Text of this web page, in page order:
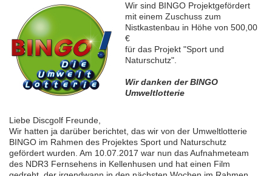
Wir sind BINGO Projektgefördert
mit einem Zuschuss zum
Nistkastenbau in Höhe von 500,00
€
für das Projekt "Sport und
Naturschutz".
Wir danken der BINGO
Umweltlotterie
Liebe Discgolf Freunde,
Wir hatten ja darüber berichtet, das wir von der Umweltlotterie
BINGO im Rahmen des Projektes Sport und Naturschutz
gefördert wurden. Am 10.07.2017 war nun das Aufnahmeteam
des NDR3 Fernsehens in Kellenhusen und hat einen Film